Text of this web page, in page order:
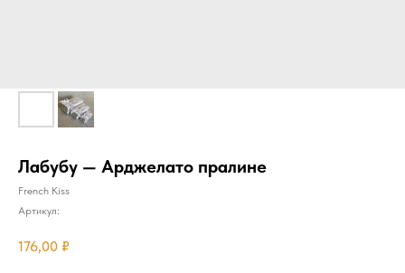
Лабубу — Арджелато пралине
French Kiss
Артикул:
176,00 ₽